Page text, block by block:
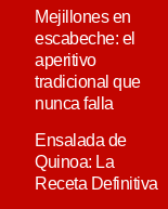
Mejillones en
escabeche: el
aperitivo
tradicional que
nunca falla
Ensalada de
Quinoa: La
Receta Definitiva